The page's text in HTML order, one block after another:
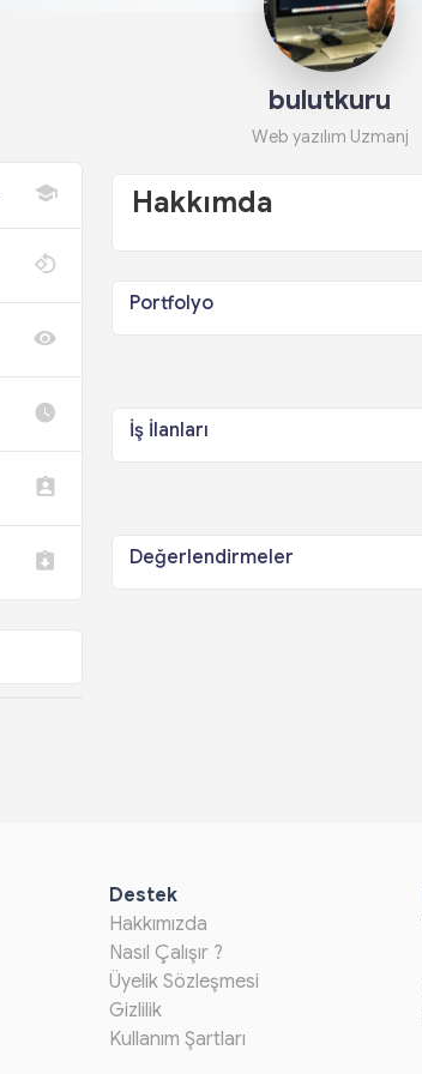
bulutkuru
Web yazılım Uzmanj
Hakkımda
Portfolyo
İş İlanları
Değerlendirmeler
Destek
Hakkımızda
Nasıl Çalışır ?
Üyelik Sözleşmesi
Gizlilik
Kullanım Şartları